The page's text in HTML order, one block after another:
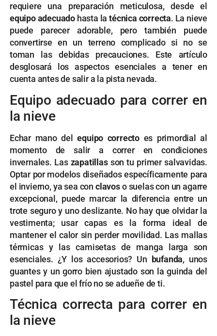
requiere una preparación meticulosa, desde el
equipo adecuado hasta latécnica correcta. La nieve
puede parecer adorable, pero también puede
convertirse en un terreno complicado si no se
toman las debidas precauciones. Este artículo
desglosará los aspectos esenciales a tener en
cuenta antes de salir a la pista nevada.
Equipo adecuado para correr en
la nieve
Echar mano delequipo correcto es primordial al
momento de salir a correr en condiciones
invernales. Las zapatillasson tu primer salvavidas.
Optar por modelos diseñados específicamente para
el invierno, ya sea con clavoso suelas con un agarre
excepcional, puede marcar la diferencia entre un
trote seguro y uno deslizante. No hay que olvidar la
vestimenta; usar capas es la forma ideal de
mantener el calor sin perder movilidad. Las mallas
térmicas y las camisetas de manga larga son
esenciales. ¿Y los accesorios? Un bufanda, unos
guantes y un gorro bien ajustado son la guinda del
pastel para que el frío no se adueñe de ti.
Técnica correcta para correr en
la nieve